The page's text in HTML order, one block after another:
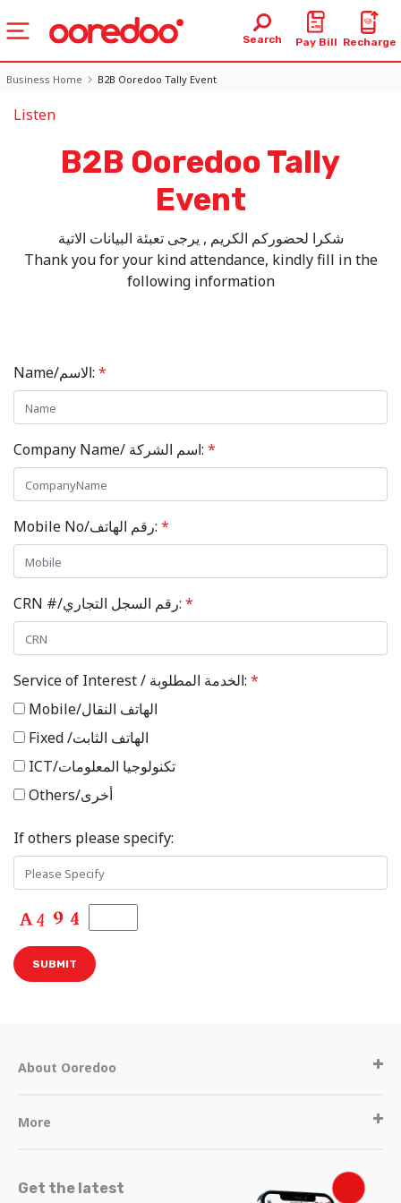
Search Pay Bill Recharge
Business Home B2B Ooredoo Tally Event
Listen
B2B Ooredoo Tally
Event
شكرا لحضوركم الكريم , يرجى تعبئة البيانات الاتية
Thank you for your kind attendance, kindly fill in the
following information
Name/الاسم: *
Company Name/ اسم الشركة: *
Mobile No/رقم الهاتف: *
CRN #/رقم السجل التجاري: *
Service of Interest / الخدمة المطلوبة: *
Mobile/الهاتف النقال
Fixed /الهاتف الثابت
ICT/تكنولوجيا المعلومات
Others/أخرى
If others please specify:
About Ooredoo
More
Get the latest